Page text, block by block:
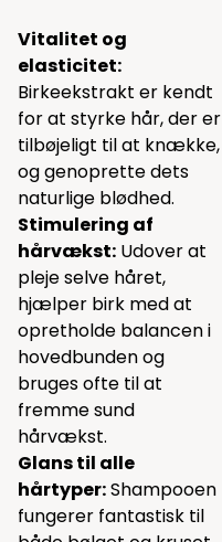
Vitalitet og
elasticitet:
Birkeekstrakt er kendt
for at styrke hår, der er
tilbøjeligt til at knække,
og genoprette dets
naturlige blødhed.
Stimulering af
hårvækst: Udover at
pleje selve håret,
hjælper birk med at
opretholde balancen i
hovedbunden og
bruges ofte til at
fremme sund
hårvækst.
Glans til alle
hårtyper:Shampooen
fungerer fantastisk til